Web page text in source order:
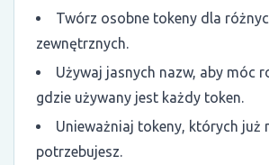
Twórz osobne tokeny dla
zewnętrznych.
Używaj jasnych nazw, aby móc
gdzie używany jest każdy token.
Unieważniaj tokeny, których już
potrzebujesz.